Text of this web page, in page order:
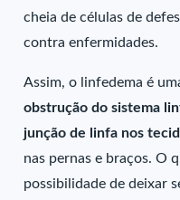
cheia de células de
contra enfermidades.
Assim, o linfedema é
obstrução do sistema
junção de linfa nos
nas pernas e braços. O
possibilidade de deixar